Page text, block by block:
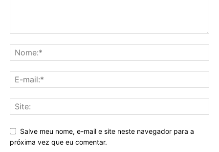
Salve meu nome, e-mail e site neste navegador para a
próxima vez que eu comentar.